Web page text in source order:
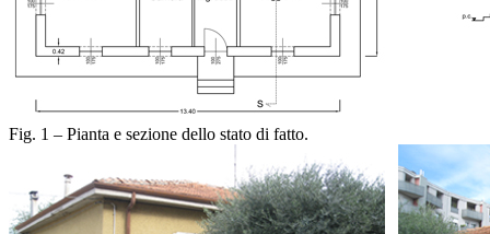
Fig. 1 – Pianta e sezione dello stato di fatto.